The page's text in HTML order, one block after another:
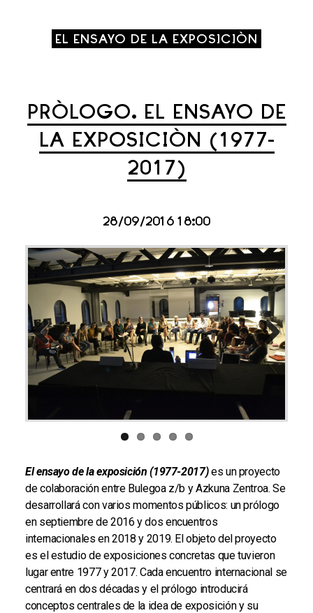
EL ENSAYO DE LA EXPOSICIÓN
PRÓLOGO. EL ENSAYO DE
LA EXPOSICIÓN (1977-
2017)
28/09/2016 18:00
Previous Next
El ensayo de la exposición (1977-2017)es un proyecto
de colaboración entre Bulegoa z/b y Azkuna Zentroa. Se
desarrollará con varios momentos públicos: un prólogo
en septiembre de 2016 y dos encuentros
internacionales en 2018 y 2019. El objeto del proyecto
es el estudio de exposiciones concretas que tuvieron
lugar entre 1977 y 2017. Cada encuentro internacional se
centrará en dos décadas y el prólogo introducirá
conceptos centrales de la idea de exposición y su